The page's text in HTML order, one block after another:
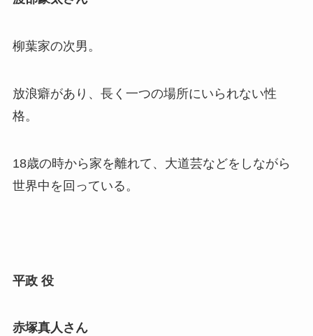
柳葉家の次男。
放浪癖があり、長く一つの場所にいられない性
格。
18歳の時から家を離れて、大道芸などをしながら
世界中を回っている。
平政 役
赤塚真人さん